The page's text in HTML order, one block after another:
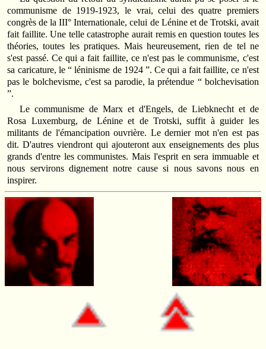
communisme de 1919-1923, le vrai, celui des quatre premiers
congrès de la III° Internationale, celui de Lénine et de Trotski, avait
fait faillite. Une telle catastrophe aurait remis en question toutes les
théories, toutes les pratiques. Mais heureusement, rien de tel ne
s'est passé. Ce qui a fait faillite, ce n'est pas le communisme, c'est
sa caricature, le “ léninisme de 1924 ”. Ce qui a fait faillite, ce n'est
pas le bolchevisme, c'est sa parodie, la prétendue “ bolchevisation
”.
Le communisme de Marx et d'Engels, de Liebknecht et de
Rosa Luxemburg, de Lénine et de Trotski, suffit à guider les
militants de l'émancipation ouvrière. Le dernier mot n'en est pas
dit. D'autres viendront qui ajouteront aux enseignements des plus
grands d'entre les communistes. Mais l'esprit en sera immuable et
nous servirons dignement notre cause si nous savons nous en
inspirer.